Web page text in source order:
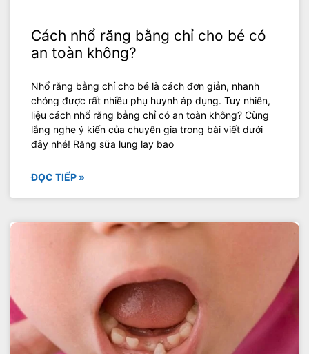
Cách nhổ răng bằng chỉ cho bé có
an toàn không?
Nhổ răng bằng chỉ cho bé là cách đơn giản, nhanh
chóng được rất nhiều phụ huynh áp dụng. Tuy nhiên,
liệu cách nhổ răng bằng chỉ có an toàn không? Cùng
lắng nghe ý kiến của chuyên gia trong bài viết dưới
đây nhé! Răng sữa lung lay bao
ĐỌC TIẾP »